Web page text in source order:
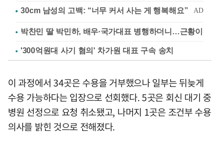
박찬민 딸 박민하, 배우·국가대표 병행하더니…근황이
'300억원대 사기 혐의' 차가원 대표 구속 송치
이 과정에서 34곳은 수용을 거부했으나 일부는 뒤늦게
수용 가능하다는 입장으로 선회했다. 5곳은 회신 대기 중
병원 선정으로 요청 취소됐고, 나머지 1곳은 조건부 수용
의사를 밝힌 것으로 전해졌다.